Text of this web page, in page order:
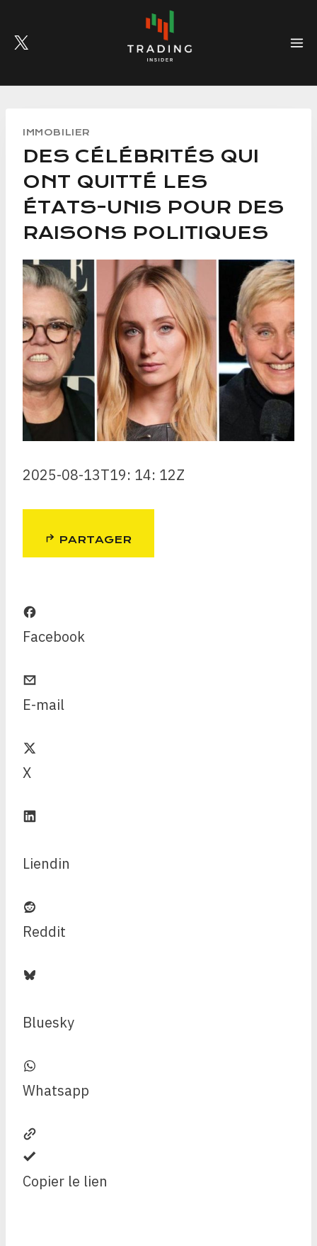
content
IMMOBILIER
DES CÉLÉBRITÉS QUI
ONT QUITTÉ LES
ÉTATS-UNIS POUR DES
RAISONS POLITIQUES
2025-08-13T19: 14: 12Z
PARTAGER
Facebook
E-mail
X
Liendin
Reddit
Bluesky
Whatsapp
Copier le lien